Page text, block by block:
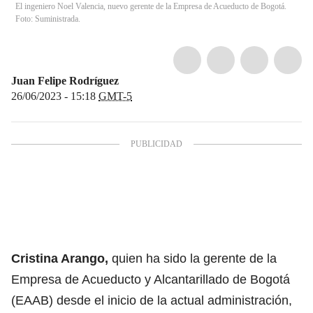
El ingeniero Noel Valencia, nuevo gerente de la Empresa de Acueducto de Bogotá.
Foto: Suministrada.
Juan Felipe Rodríguez
26/06/2023 - 15:18 GMT-5
Cristina Arango, quien ha sido la gerente de la
Empresa de Acueducto y Alcantarillado de Bogotá
(EAAB) desde el inicio de la actual administración,